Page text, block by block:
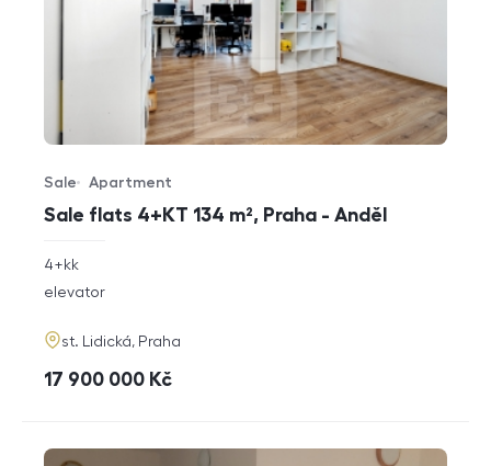
Sale flats 4+KT 134 m², Praha - Anděl
Offer type
Sale
Property type
Apartment
rozměry
disposition
4+kk
funkce
elevator
adresa
st. Lidická, Praha
cena
17 900 000 Kč